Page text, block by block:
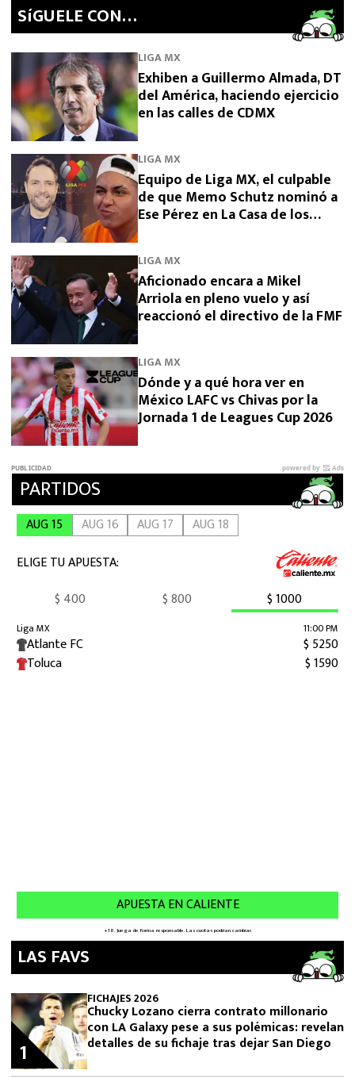
SíGUELE CON…
LIGA MX
Exhiben a Guillermo Almada, DT
del América, haciendo ejercicio
en las calles de CDMX
LIGA MX
Equipo de Liga MX, el culpable
de que Memo Schutz nominó a
Ese Pérez en La Casa de los
LIGA MX
Aficionado encara a Mikel
Arriola en pleno vuelo y así
reaccionó el directivo de la FMF
LIGA MX
Dónde y a qué hora ver en
México LAFC vs Chivas por la
Jornada 1 de Leagues Cup 2026
LAS FAVS
FICHAJES 2026
Chucky Lozano cierra contrato millonario
con LA Galaxy pese a sus polémicas: revelan
detalles de su fichaje tras dejar San Diego
1